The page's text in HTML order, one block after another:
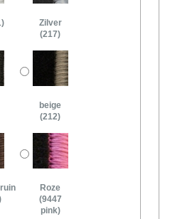
Zilver
(217)
beige
(212)
Roze
(9447
pink)